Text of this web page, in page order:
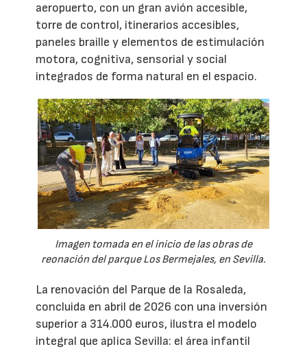
aeropuerto, con un gran avión accesible,
torre de control, itinerarios accesibles,
paneles braille y elementos de estimulación
motora, cognitiva, sensorial y social
integrados de forma natural en el espacio.
Imagen tomada en el inicio de las obras de
reonación del parque Los Bermejales, en Sevilla.
La renovación del Parque de la Rosaleda,
concluida en abril de 2026 con una inversión
superior a 314.000 euros, ilustra el modelo
integral que aplica Sevilla: el área infantil